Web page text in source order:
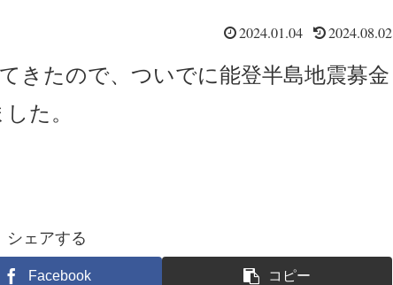
2024.01.04 2024.08.02
きたので、ついでに能登半島地震募金
た。
シェアする
Facebook コピー